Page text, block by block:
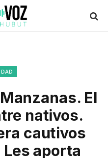
El
nativos.
cautivos
aporta